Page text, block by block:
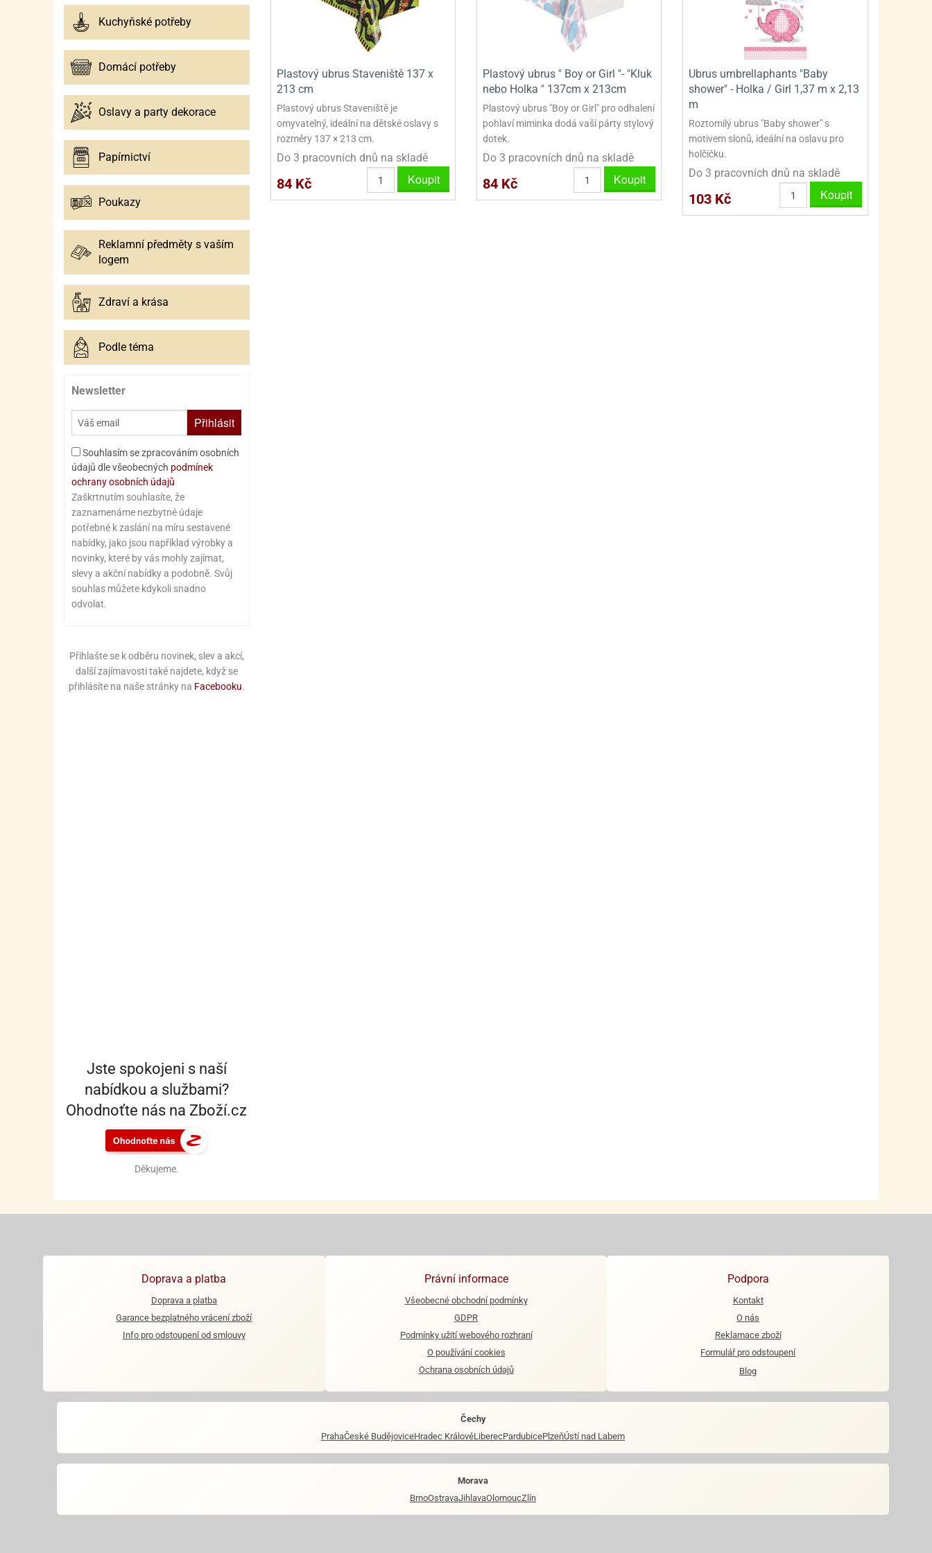
SUROVINY NA DONUTY
ŠLEHAČKY A SMETANY
OSTATNÍ CUKRÁŘSKÉ SUROVINY
POLEVA V PECKÁCH
DRIP POLEVY
GRILÁŠ (GRILIÁŽ)
SUROVINY NA DONUTY
ŠLEHAČKY A SMETANYZTUŽOVAČE ŠLEHAČKY
ŽELATINY
OSTATNÍ CUKRÁŘSKÉ SUROVINY
JEDLÉ CHLADÍCÍ SPREJE
VYKRAJOVÁTKA - VÁNOCE
VYKRAJOVÁTKA - VELIKONOCE
VYKRAJOVÁTKA - ROSTLINY
VYKRAJOVÁTKA - DOPRAVA
VYKRAJOVÁTKA - BUDOVY
VYKRAJOVÁTKA - OSTATNÍ
SADY VYKRAJOVÁTEK - OSTATNÍ
SKLENĚNÉ DÓZY A LAHVE
VAKUOVÉ UCHOVÁNÍ POTRAVIN
PLECHOVÉ KRABIČKY
PRO FANOUŠKY ŠMOULŮ - THE SMURFS
PRO FANOUŠKY TLAPKOVÉ PATROLY - PAW
PRO FANOUŠKY TROLLS - TROLOVÉ
Kuchyňské potřeby
Domácí potřeby
Oslavy a party dekorace
Papírnictví
Poukazy
Reklamní předměty s vaším
logem
Zdraví a krása
Podle téma
Newsletter
Přihlásit
Souhlasím se zpracováním osobních
údajů dle všeobecných podmínek
ochrany osobních údajů
Zaškrtnutím souhlasíte, že
zaznamenáme nezbytné údaje
potřebné k zaslání na míru sestavené
nabídky, jako jsou například výrobky a
novinky, které by vás mohly zajímat,
slevy a akční nabídky a podobně. Svůj
souhlas můžete kdykoli snadno
odvolat.
Přihlašte se k odběru novinek, slev a akcí,
další zajímavosti také najdete, když se
přihlásíte na naše stránky na Facebooku.
Jste spokojeni s naší
nabídkou a službami?
Ohodnoťte nás na Zboží.cz
Děkujeme.
Plastový ubrus Staveniště 137 x
213 cm
Plastový ubrus Staveniště je
omyvatelný, ideální na dětské oslavy s
rozměry 137 × 213 cm.
Do 3 pracovních dnů na skladě
84 Kč Koupit
Plastový ubrus " Boy or Girl "- "Kluk
nebo Holka " 137cm x 213cm
Plastový ubrus "Boy or Girl" pro odhalení
pohlaví miminka dodá vaší párty stylový
dotek.
Do 3 pracovních dnů na skladě
84 Kč Koupit
Ubrus umbrellaphants "Baby
shower" - Holka / Girl 1,37 m x 2,13
m
Roztomilý ubrus "Baby shower" s
motivem slonů, ideální na oslavu pro
holčičku.
Do 3 pracovních dnů na skladě
103 Kč Koupit
Doprava a platba
Doprava a platba
Garance bezplatného vrácení zboží
Info pro odstoupení od smlouvy
Právní informace
Všeobecné obchodní podmínky
GDPR
Podmínky užití webového rozhraní
O používání cookies
Ochrana osobních údajů
Podpora
Kontakt
O nás
Reklamace zboží
Formulář pro odstoupení
Blog
Čechy
PrahaČeské BudějoviceHradec KrálovéLiberecPardubicePlzeňÚstí nad Labem
Morava
BrnoOstravaJihlavaOlomoucZlín